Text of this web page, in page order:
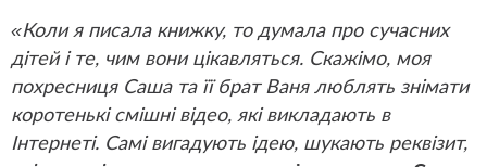
«Коли я писала книжку, то думала про сучасних
дітей і те, чим вони цікавляться. Скажімо, моя
похресниця Саша та її брат Ваня люблять знімати
коротенькі смішні відео, які викладають в
Інтернеті. Самі вигадують ідею, шукають реквізит,